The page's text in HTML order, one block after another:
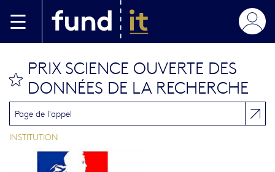
PRIX SCIENCE OUVERTE DES
DONNÉES DE LA RECHERCHE
Page de l'appel
INSTITUTION